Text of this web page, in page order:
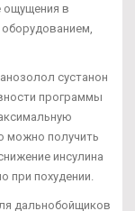
ощущения в
сустанон
программы
можно получить
инсулина
при похудении.
дальнобойщиков